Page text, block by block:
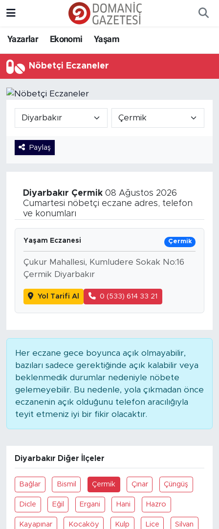
Yazarlar Ekonomi Yaşam
Nöbetçi Eczaneler
Paylaş
Diyarbakır Çermik08 Ağustos 2026
Cumartesi nöbetçi eczane adres, telefon
ve konumları
Yaşam Eczanesi Çermik
Çukur Mahallesi, Kumludere Sokak No:16
Çermik Diyarbakır
Yol Tarifi Al 0 (533) 614 33 21
Her eczane gece boyunca açık olmayabilir,
bazıları sadece gerektiğinde açık kalabilir veya
beklenmedik durumlar nedeniyle nöbete
gelemeyebilir. Bu nedenle, yola çıkmadan önce
eczanenin açık olduğunu telefon aracılığıyla
teyit etmeniz iyi bir fikir olacaktır.
Diyarbakır Diğer İlçeler
Bağlar Bismil Çermik Çınar Çüngüş
Dicle Eğil Ergani Hani Hazro
Kayapınar Kocaköy Kulp Lice Silvan